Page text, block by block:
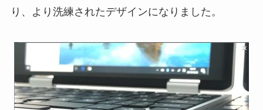
り、より洗練されたデザインになりました。